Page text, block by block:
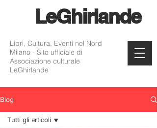
LeGhirlande
Libri, Cultura, Eventi nel Nord
Milano - Sito ufficiale di
Associazione culturale
LeGhirlande
Blog
Tutti gli articoli